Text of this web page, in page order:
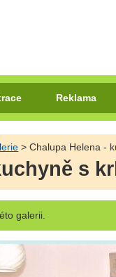
Reklama
> Chalupa Helena -
s
galerii.